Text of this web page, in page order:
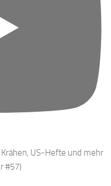
US-Hefte und mehr
#57)